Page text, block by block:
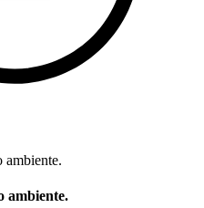
ambiente.